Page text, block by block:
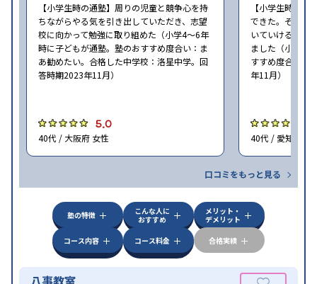
【小学生時の通塾】周りの児童と競争心を持
ちながらやる気を引き出していただき、志望
校に向かって勉強に取り組めた（小学4〜6年
時に子どもが通塾。塾のおすすめ度合い：ま
あ勧めたい。合格した中学校：洛星中学。回
答時期2023年11月）
5.0
40代 / 大阪府 女性
【小学生時の通
できた。そして
いていける学力
ました（小学4
すすめ度合い：
年11月）
40代 / 愛知県 女
口コミをもっと見る
塾の特徴
こんな人に
おすすめ
メリット・
デメリット
コース内容
コース料金 合格実績
八事教室